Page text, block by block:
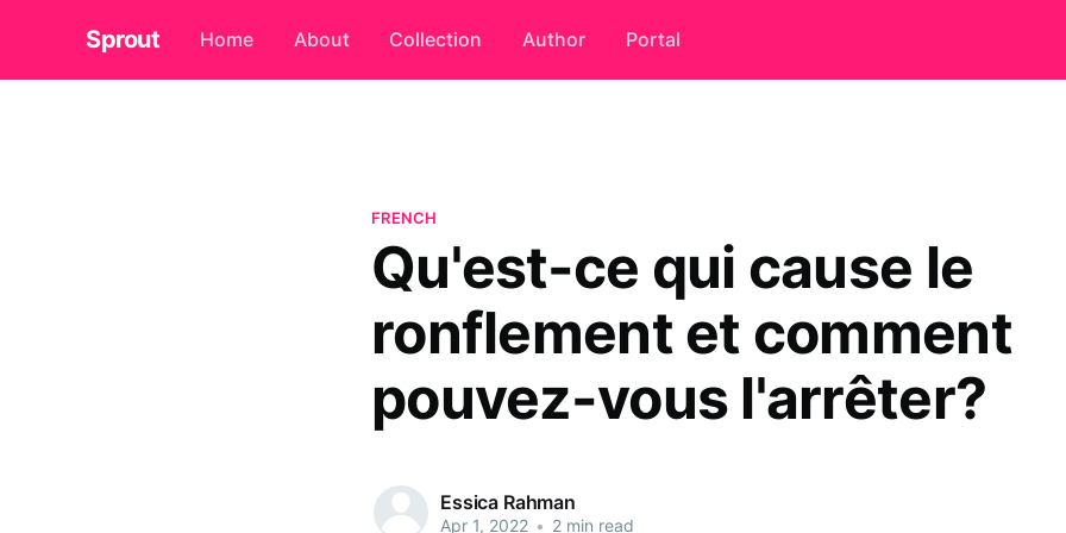
Sprout Home About Collection Author Portal
FRENCH
Qu'est-ce qui cause le
ronflement et comment
pouvez-vous l'arrêter?
Essica Rahman
Apr 1, 2022 • 2 min read